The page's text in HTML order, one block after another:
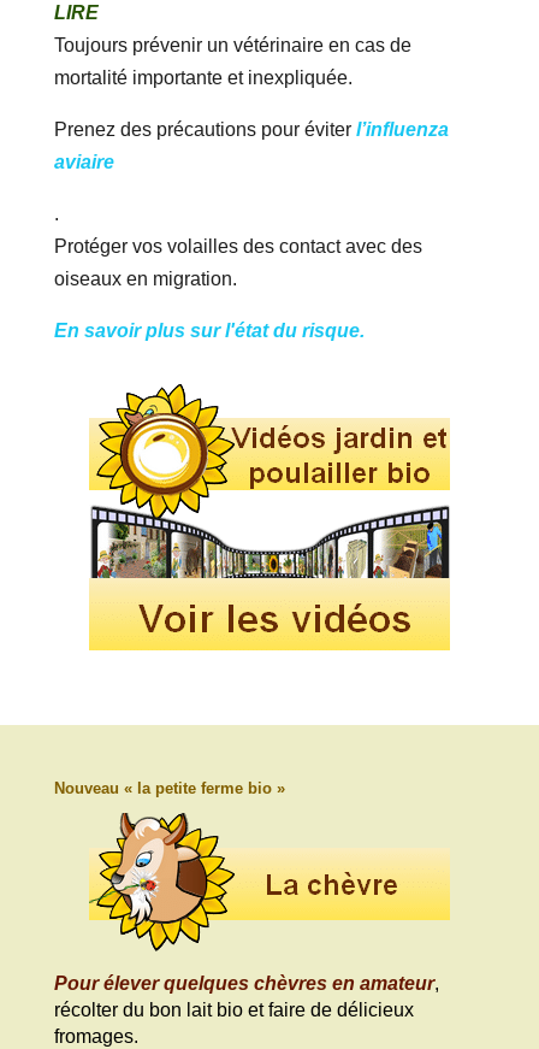
LIRE
Toujours prévenir un vétérinaire en cas de
mortalité importante et inexpliquée.
Prenez des précautions pour éviter l’influenza
aviaire
.
Protéger vos volailles des contact avec des
oiseaux en migration.
En savoir plus sur l'état du risque.
Nouveau « la petite ferme bio »
Pour élever quelques chèvres en amateur,
récolter du bon lait bio et faire de délicieux
fromages.